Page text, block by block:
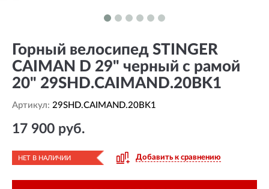
Горный велосипед STINGER
CAIMAN D 29" черный с рамой
20" 29SHD.CAIMAND.20BK1
Артикул: 29SHD.CAIMAND.20BK1
17 900 руб.
НЕТ В НАЛИЧИИ Добавить к сравнению